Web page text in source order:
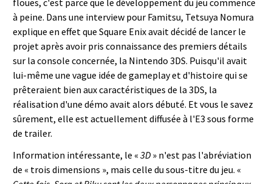
à peine. Dans une interview pour Famitsu, Tetsuya Nomura
explique en effet que Square Enix avait décidé de lancer le
projet après avoir pris connaissance des premiers détails
sur la console concernée, la Nintendo 3DS. Puisqu'il avait
lui-même une vague idée de gameplay et d'histoire qui se
prêteraient bien aux caractéristiques de la 3DS, la
réalisation d'une démo avait alors débuté. Et vous le savez
sûrement, elle est actuellement diffusée à l'E3 sous forme
de trailer.
Information intéressante, le « 3D » n'est pas l'abréviation
de « trois dimensions », mais celle du sous-titre du jeu. «